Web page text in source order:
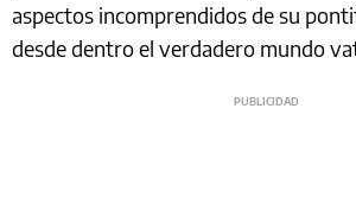
aspectos incomprendidos de su
desde dentro el verdadero mundo